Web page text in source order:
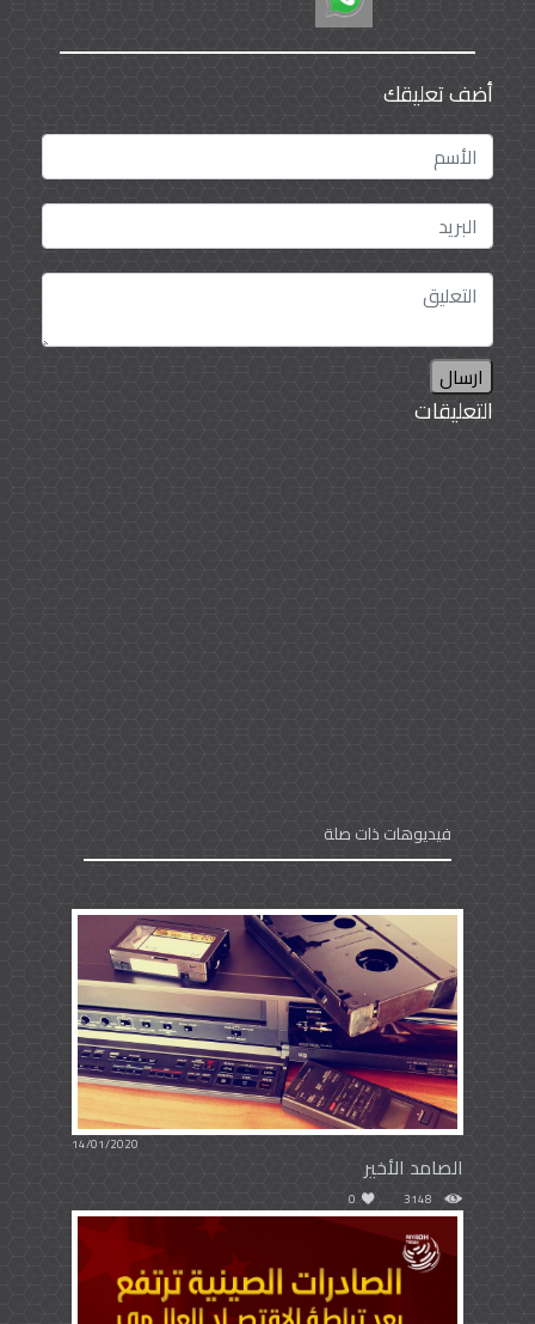
أضف تعليقك
ارسال
التعليقات
فيديوهات ذات صلة
14/01/2020
الصامد الأخير
3148
0